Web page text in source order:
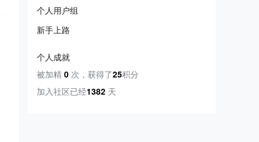
个人用户组
新手上路
个人成就
被加精 0 次 ， 获得了25积分
加入社区已经1382 天